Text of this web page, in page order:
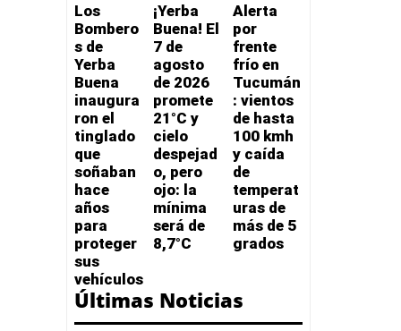
Los
Bombero
s de
Yerba
Buena
inaugura
ron el
tinglado
que
soñaban
hace
años
para
proteger
sus
vehículos
¡Yerba
Buena! El
7 de
agosto
de 2026
promete
21°C y
cielo
despejad
o, pero
ojo: la
mínima
será de
8,7°C
Alerta
por
frente
frío en
Tucumán
: vientos
de hasta
100 kmh
y caída
de
temperat
uras de
más de 5
grados
Últimas Noticias